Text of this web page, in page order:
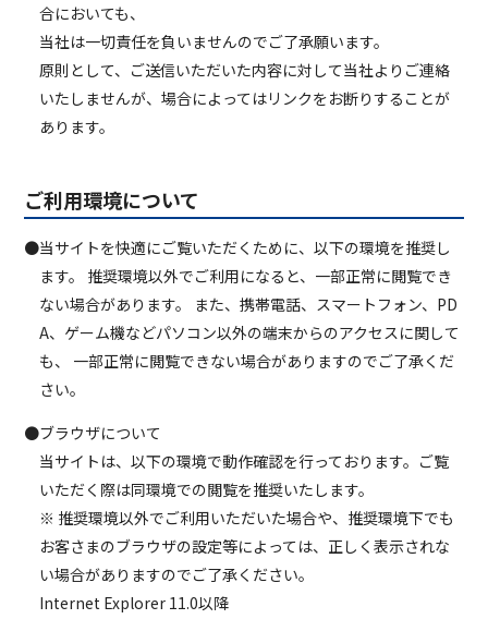
合においても、
当社は一切責任を負いませんのでご了承願います。
原則として、ご送信いただいた内容に対して当社よりご連絡
いたしませんが、場合によってはリンクをお断りすることが
あります。
ご利用環境について
●当サイトを快適にご覧いただくために、以下の環境を推奨し
ます。 推奨環境以外でご利用になると、一部正常に閲覧でき
ない場合があります。 また、携帯電話、スマートフォン、PD
A、ゲーム機などパソコン以外の端末からのアクセスに関して
も、 一部正常に閲覧できない場合がありますのでご了承くだ
さい。
●ブラウザについて
当サイトは、以下の環境で動作確認を行っております。ご覧
いただく際は同環境での閲覧を推奨いたします。
※ 推奨環境以外でご利用いただいた場合や、推奨環境下でも
お客さまのブラウザの設定等によっては、正しく表示されな
い場合がありますのでご了承ください。
Internet Explorer 11.0以降